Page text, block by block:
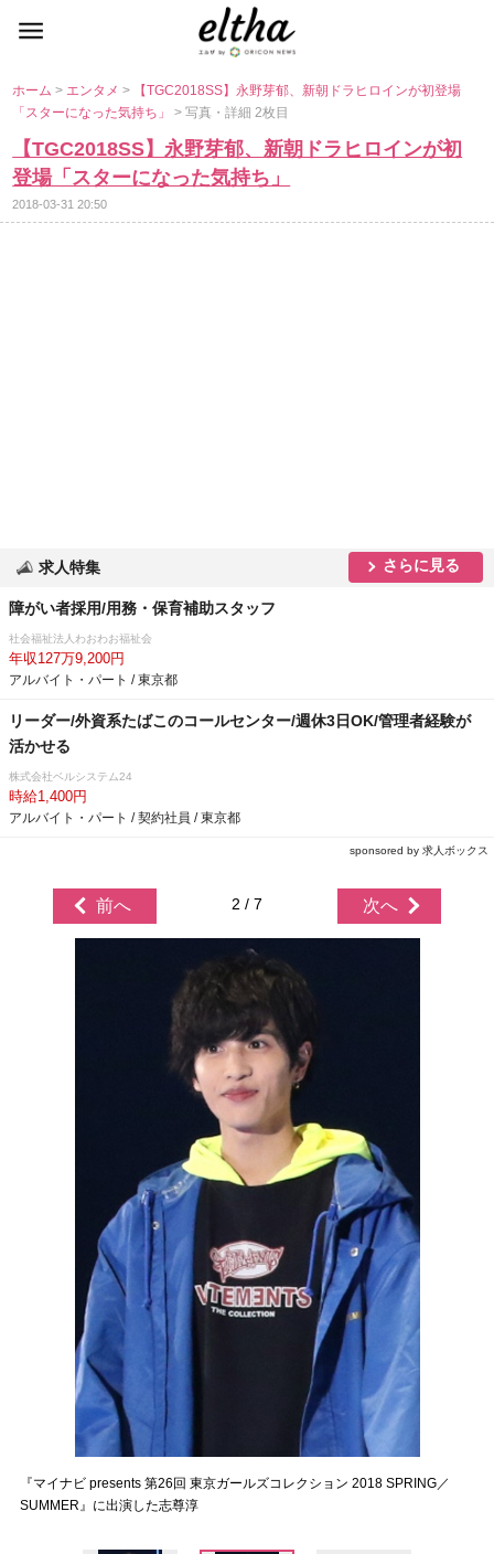
ホーム> エンタメ>
【TGC2018SS】永野芽郁、新朝ドラヒロインが初登場
「スターになった気持ち」> 写真・詳細 2枚目
【TGC2018SS】永野芽郁、新朝ドラヒロインが初
登場「スターになった気持ち」
2018-03-31 20:50
求人特集 さらに見る
障がい者採用/用務・保育補助スタッフ
社会福祉法人わおわお福祉会
年収127万9,200円
アルバイト・パート / 東京都
リーダー/外資系たばこのコールセンター/週休3日OK/管理者経験が
活かせる
株式会社ベルシステム24
時給1,400円
アルバイト・パート / 契約社員 / 東京都
sponsored by 求人ボックス
前へ 2 / 7 次へ
『マイナビ presents 第26回 東京ガールズコレクション 2018 SPRING／
SUMMER』に出演した志尊淳